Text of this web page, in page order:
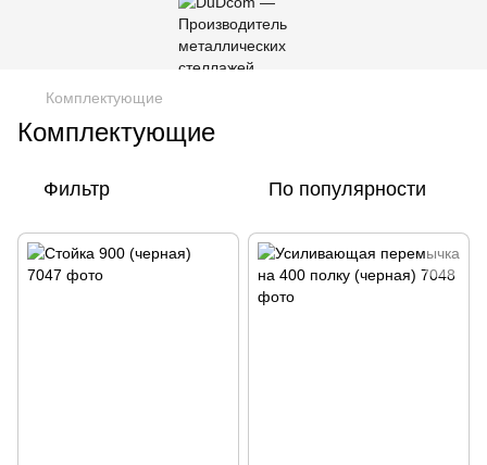
Комплектующие
Комплектующие
Фильтр По популярности